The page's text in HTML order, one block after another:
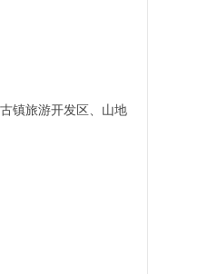
镇旅游开发区、山地